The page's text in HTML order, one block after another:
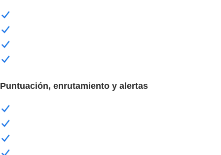
Puntuación, enrutamiento y alertas